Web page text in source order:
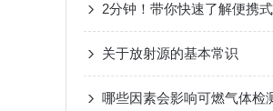
关于放射源的基本常识